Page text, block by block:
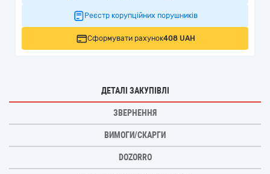
Реєстр корупційних порушників
Сформувати рахунок408 UAH
ДЕТАЛІ ЗАКУПІВЛІ
ЗВЕРНЕННЯ
ВИМОГИ/СКАРГИ
DOZORRO